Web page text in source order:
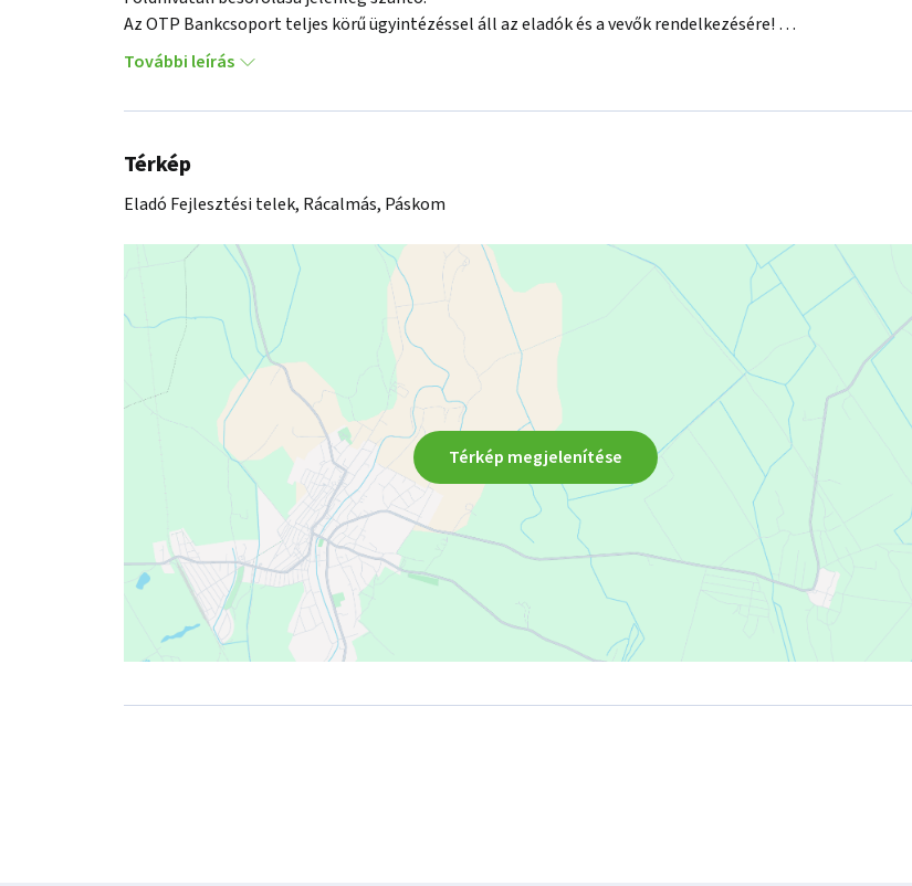
Az OTP Bankcsoport teljes körű ügyintézéssel áll az eladók és a vevők rendelkezésére!
A kínálatunkból választott ingatlan finanszírozásához kedvezményes hitel- és lízingkonstrukciókat
További leírás
Térkép
Eladó Fejlesztési telek, Rácalmás, Páskom
Térkép megjelenítése